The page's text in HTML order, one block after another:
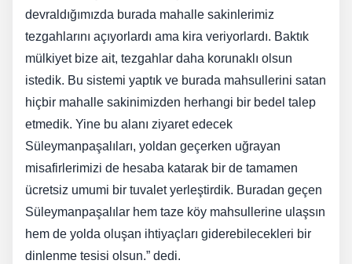
devraldığımızda burada mahalle sakinlerimiz
tezgahlarını açıyorlardı ama kira veriyorlardı. Baktık
mülkiyet bize ait, tezgahlar daha korunaklı olsun
istedik. Bu sistemi yaptık ve burada mahsullerini satan
hiçbir mahalle sakinimizden herhangi bir bedel talep
etmedik. Yine bu alanı ziyaret edecek
Süleymanpaşalıları, yoldan geçerken uğrayan
misafirlerimizi de hesaba katarak bir de tamamen
ücretsiz umumi bir tuvalet yerleştirdik. Buradan geçen
Süleymanpaşalılar hem taze köy mahsullerine ulaşsın
hem de yolda oluşan ihtiyaçları giderebilecekleri bir
dinlenme tesisi olsun.” dedi.